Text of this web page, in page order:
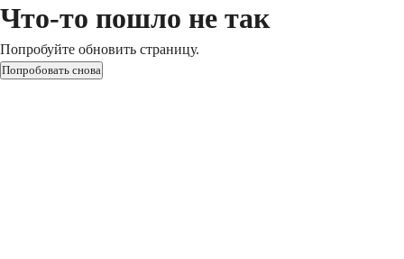
Что-то пошло не так
Попробуйте обновить страницу.
Попробовать снова